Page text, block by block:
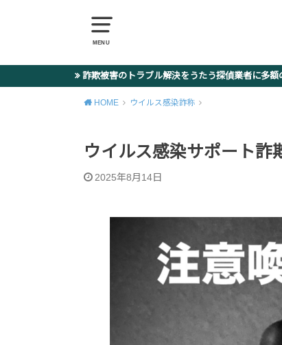
MENU
詐欺被害のトラブル解決をうたう探偵業者に
HOME ウイルス感染詐称
ウイルス感染サポート
2025年8月14日